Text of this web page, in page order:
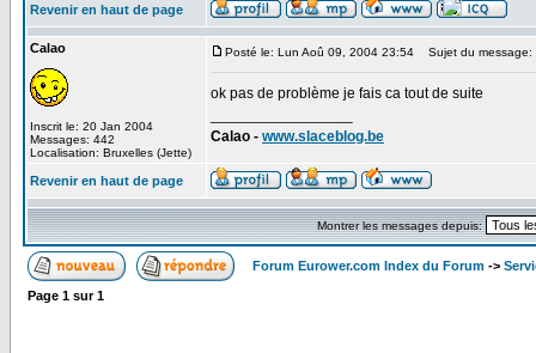
Revenir en haut de page
Calao
Inscrit le: 20 Jan 2004
Messages: 442
Localisation: Bruxelles (Jette)
Posté le: Lun Aoû 09, 2004 23:54 Sujet du message:
ok pas de problème je fais ca tout de suite
Calao - www.slaceblog.be
Revenir en haut de page
Montrer les messages depuis:
Forum Eurower.com Index du Forum ->
Page 1 sur1